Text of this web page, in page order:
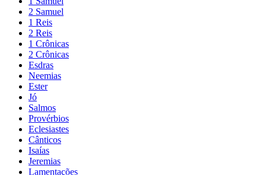
2 Samuel
1 Reis
2 Reis
1 Crônicas
2 Crônicas
Esdras
Neemias
Ester
Jó
Salmos
Provérbios
Eclesiastes
Cânticos
Isaías
Jeremias
Lamentações